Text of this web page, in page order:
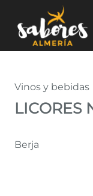
Vinos y bebidas
LICORES
Berja